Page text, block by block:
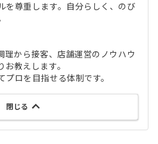
を尊重します。自分らしく、のび
理から接客、店舗運営のノウハウ
お教えします。
ロを目指せる体制です。
閉じる